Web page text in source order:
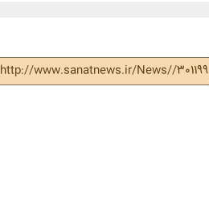
http://www.sanatnews.ir/News//301199